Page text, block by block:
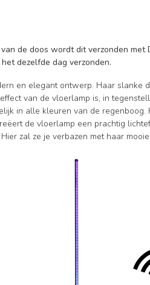
de doos wordt dit verzonden met
dezelfde dag verzonden.
en elegant ontwerp. Haar slanke
van de vloerlamp is, in
in alle kleuren van de
de vloerlamp een prachtig
zal ze je verbazen met haar